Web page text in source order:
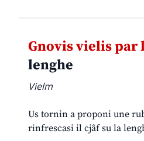
Gnovis vielis par
lenghe
Vielm
Us tornin a proponi une
rinfrescasi il cjâf su la